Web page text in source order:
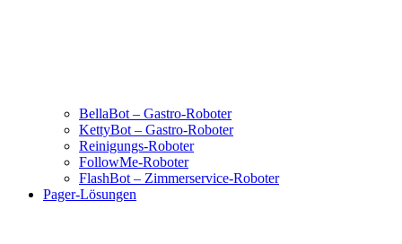
BellaBot – Gastro-Roboter
KettyBot – Gastro-Roboter
Reinigungs-Roboter
FollowMe-Roboter
FlashBot – Zimmerservice-Roboter
Pager-Lösungen